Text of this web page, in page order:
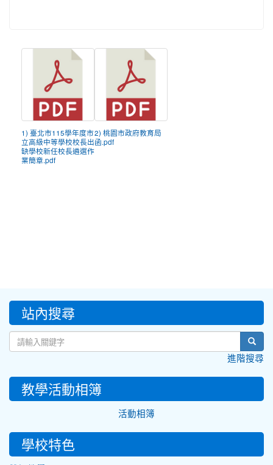
1) 臺北市115學年度市
立高級中等學校校長出
缺學校新任校長遴選作
業簡章.pdf
2) 桃園市政府教育局
函.pdf
::: 站內搜尋
進階搜尋
教學活動相簿
活動相簿
學校特色